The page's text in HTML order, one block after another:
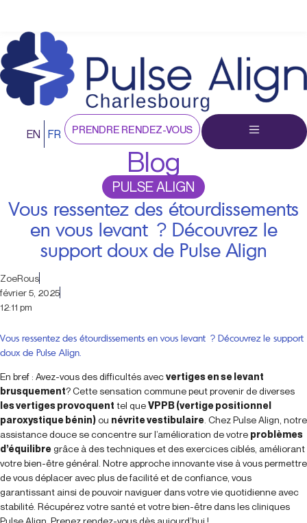
EN FR PRENDRE RENDEZ-VOUS
Blog
PULSE ALIGN
Vous ressentez des étourdissements
en vous levant ? Découvrez le
support doux de Pulse Align
ZoeRous
février 5, 2025
12:11 pm
Vous ressentez des étourdissements en vous levant ? Découvrez le support
doux de Pulse Align.
En bref : Avez-vous des difficultés avecvertiges en se levant
brusquement? Cette sensation commune peut provenir de diverses
les vertiges provoquent tel queVPPB (vertige positionnel
paroxystique bénin)ou névrite vestibulaire . Chez Pulse Align, notre
assistance douce se concentre sur l’amélioration de votre problèmes
d’équilibre grâce à des techniques et des exercices ciblés, améliorant
votre bien-être général. Notre approche innovante vise à vous permettre
de vous déplacer avec plus de facilité et de confiance, vous
garantissant ainsi de pouvoir naviguer dans votre vie quotidienne avec
stabilité. Récupérez votre santé et votre bien-être dans les cliniques
Pulse Align. Prenez rendez-vous dès aujourd’hui !